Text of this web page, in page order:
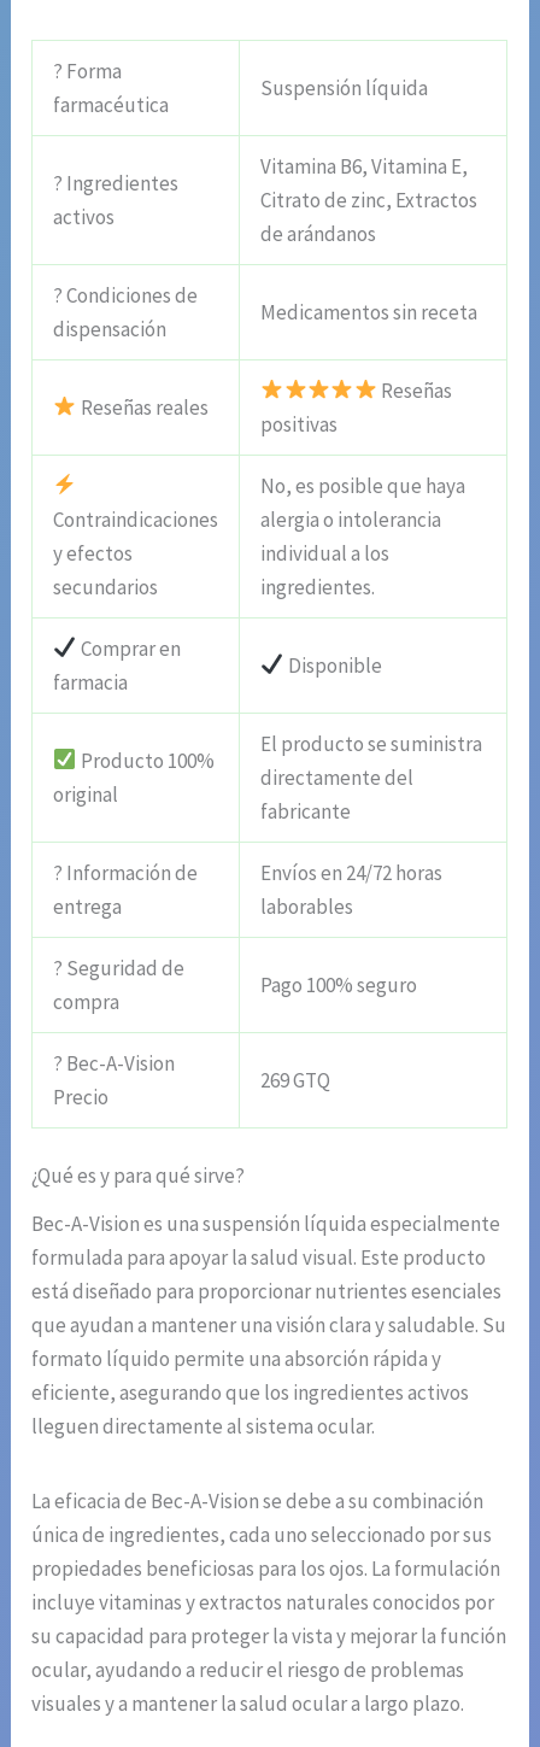
? Forma
farmacéutica
Suspensión líquida
? Ingredientes
activos
Vitamina B6, Vitamina E,
Citrato de zinc, Extractos
de arándanos
? Condiciones de
dispensación
Medicamentos sin receta
Reseñas reales
Reseñas
positivas
Contraindicaciones
y efectos
secundarios
No, es posible que haya
alergia o intolerancia
individual a los
ingredientes.
Comprar en
farmacia
Disponible
Producto 100%
original
El producto se suministra
directamente del
fabricante
? Información de
entrega
Envíos en 24/72 horas
laborables
? Seguridad de
compra
Pago 100% seguro
? Bec-A-Vision
Precio
269 GTQ
¿Qué es y para qué sirve?
Bec-A-Vision es una suspensión líquida especialmente
formulada para apoyar la salud visual. Este producto
está diseñado para proporcionar nutrientes esenciales
que ayudan a mantener una visión clara y saludable. Su
formato líquido permite una absorción rápida y
eficiente, asegurando que los ingredientes activos
lleguen directamente al sistema ocular.
La eficacia de Bec-A-Vision se debe a su combinación
única de ingredientes, cada uno seleccionado por sus
propiedades beneficiosas para los ojos. La formulación
incluye vitaminas y extractos naturales conocidos por
su capacidad para proteger la vista y mejorar la función
ocular, ayudando a reducir el riesgo de problemas
visuales y a mantener la salud ocular a largo plazo.